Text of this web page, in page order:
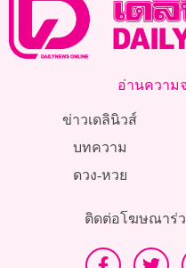
อ่านความ
ข่าวเดลินิวส์
บทความ
ดวง-หวย
ติดต่อโฆษณาร่